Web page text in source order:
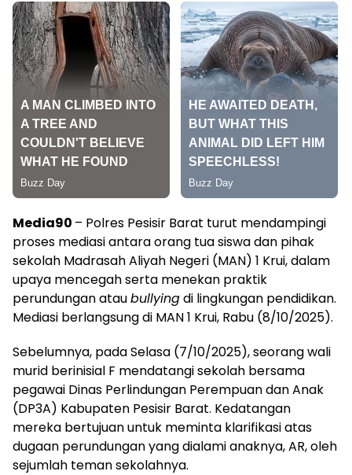
Media90 – Polres Pesisir Barat turut mendampingi
proses mediasi antara orang tua siswa dan pihak
sekolah Madrasah Aliyah Negeri (MAN) 1 Krui, dalam
upaya mencegah serta menekan praktik
perundungan ataubullyingdi lingkungan pendidikan.
Mediasi berlangsung di MAN 1 Krui, Rabu (8/10/2025).
Sebelumnya, pada Selasa (7/10/2025), seorang wali
murid berinisial F mendatangi sekolah bersama
pegawai Dinas Perlindungan Perempuan dan Anak
(DP3A) Kabupaten Pesisir Barat. Kedatangan
mereka bertujuan untuk meminta klarifikasi atas
dugaan perundungan yang dialami anaknya, AR, oleh
sejumlah teman sekolahnya.